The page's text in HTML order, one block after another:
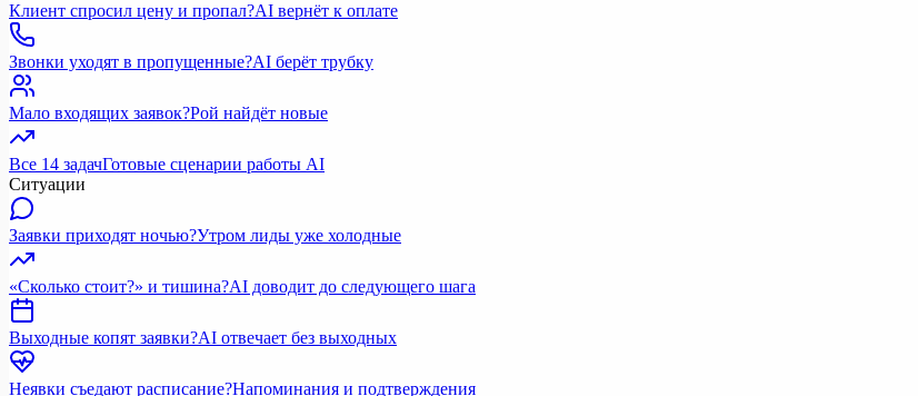
Клиент спросил цену и пропал?AI вернёт к оплате
Звонки уходят в пропущенные?AI берёт трубку
Мало входящих заявок?Рой найдёт новые
Все 14 задачГотовые сценарии работы AI
Ситуации
Заявки приходят ночью?Утром лиды уже холодные
«Сколько стоит?» и тишина?AI доводит до следующего шага
Выходные копят заявки?AI отвечает без выходных
Неявки съедают расписание?Напоминания и подтверждения